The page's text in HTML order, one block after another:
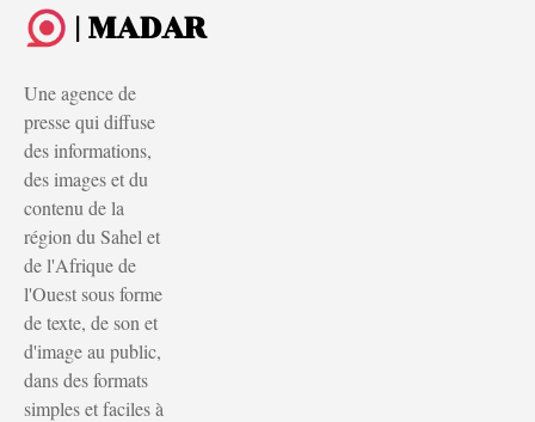
| MADAR
Une agence de
presse qui diffuse
des informations,
des images et du
contenu de la
région du Sahel et
de l'Afrique de
l'Ouest sous forme
de texte, de son et
d'image au public,
dans des formats
simples et faciles à